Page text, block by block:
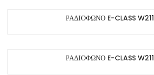
ΡΑΔΙΟΦΩΝΟ E-CLASS W211
ΡΑΔΙΟΦΩΝΟ E-CLASS W211